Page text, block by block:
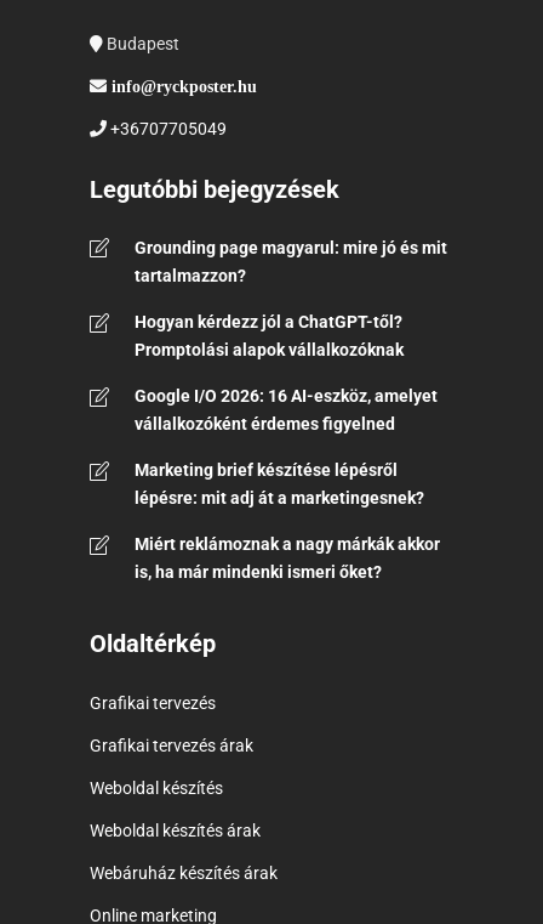
Budapest
info@ryckposter.hu
+36707705049
Legutóbbi bejegyzések
Grounding page magyarul: mire jó és mit
tartalmazzon?
Hogyan kérdezz jól a ChatGPT-től?
Promptolási alapok vállalkozóknak
Google I/O 2026: 16 AI-eszköz, amelyet
vállalkozóként érdemes figyelned
Marketing brief készítése lépésről
lépésre: mit adj át a marketingesnek?
Miért reklámoznak a nagy márkák akkor
is, ha már mindenki ismeri őket?
Oldaltérkép
Grafikai tervezés
Grafikai tervezés árak
Weboldal készítés
Weboldal készítés árak
Webáruház készítés árak
Online marketing